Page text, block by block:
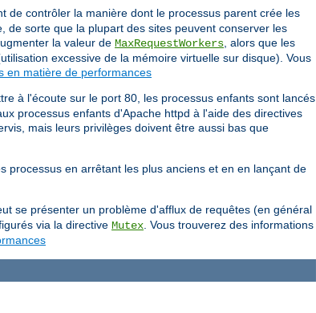
de contrôler la manière dont le processus parent crée les
de sorte que la plupart des sites peuvent conserver les
la valeur de MaxRequestWorkers , alors que les
excessive de la mémoire virtuelle sur disque). Vous
en matière de performances
à l'écoute sur le port 80, les processus enfants sont lancés
processus enfants d'Apache httpd à l'aide des directives
mais leurs privilèges doivent être aussi bas que
processus en arrêtant les plus anciens et en en lançant de
se présenter un problème d'afflux de requêtes (en général
via la directive Mutex . Vous trouverez des informations